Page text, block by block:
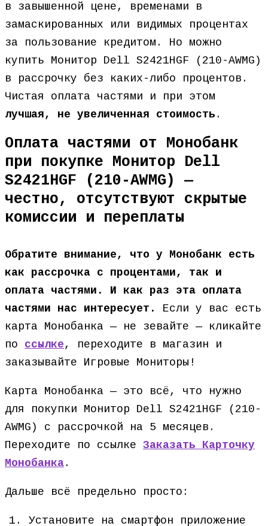
в завышенной цене, временами в
замаскированных или видимых процентах
за пользование кредитом. Но можно
купить Монитор Dell S2421HGF (210-AWMG)
в рассрочку без каких-либо процентов.
Чистая оплата частями и при этом
лучшая, не увеличенная стоимость .
Оплата частями от Монобанк
при покупке Монитор Dell
S2421HGF (210-AWMG) —
честно, отсутствуют скрытые
комиссии и переплаты
Обратите внимание, что у Монобанк есть
как рассрочка с процентами, так и
оплата частями. И как раз эта оплата
частями нас интересует.
Если у вас есть
карта Монобанка — не зевайте — кликайте
по ссылке, переходите в магазин и
заказывайте Игровые Мониторы!
Карта Монобанка — это всё, что нужно
для покупки Монитор Dell S2421HGF (210-
AWMG) с рассрочкой на 5 месяцев.
Переходите по ссылке Заказать Карточку
Монобанка .
Дальше всё предельно просто:
Установите на смартфон приложение